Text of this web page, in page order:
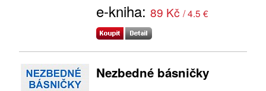
e-kniha: 89 Kč / 4.5 €
Nezbedné básničky